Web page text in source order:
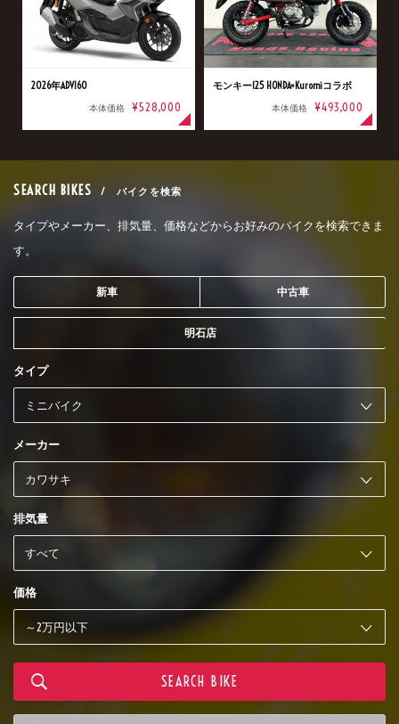
2026年ADV160
本体価格 ¥528,000
モンキー125 HONDA×Kuromiコラボ
本体価格 ¥493,000
SEARCH BIKES / バイクを検索
タイプやメーカー、排気量、価格などからお好みのバイクを検索できま
す。
新車 中古車
明石店
タイプ
メーカー
排気量
価格